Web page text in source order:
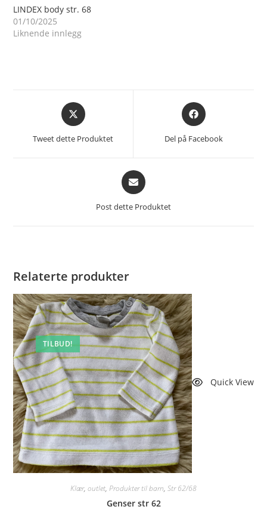
LINDEX body str. 68
01/10/2025
Liknende innlegg
Åpnes
i
nytt
Tweet dette Produktet
Åpnes
i
et
nytt
Del på Facebook
Åpnes
i
nytt
Post dette Produktet
Relaterte produkter
TILBUD!
Quick View
Klær, outlet, Produkter til barn, Str 62/68
Genser str 62